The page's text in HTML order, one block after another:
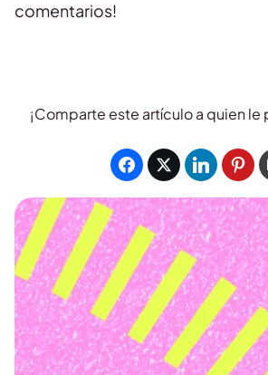
comentarios!
¡Comparte este artículo a quien le